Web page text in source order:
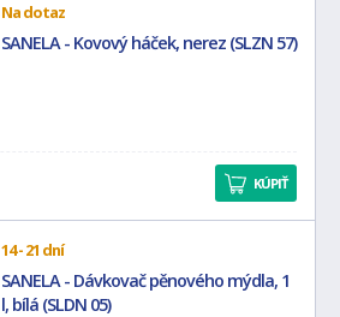
Na dotaz
SANELA - Kovový háček, nerez (SLZN 57)
KÚPIŤ
14 - 21 dní
SANELA - Dávkovač pěnového mýdla, 1
l, bílá (SLDN 05)